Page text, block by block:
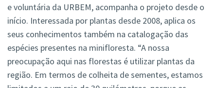
e voluntária da URBEM, acompanha o projeto desde o
início. Interessada por plantas desde 2008, aplica os
seus conhecimentos também na catalogação das
espécies presentes na minifloresta. “A nossa
preocupação aqui nas florestas é utilizar plantas da
região. Em termos de colheita de sementes, estamos